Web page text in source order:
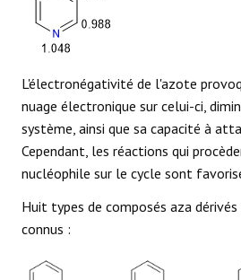
L'électronégativité de l'azote
nuage électronique sur celui-ci,
système, ainsi que sa capacité à
Cependant, les réactions qui
nucléophile sur le cycle sont
Huit types de composés aza
connus :